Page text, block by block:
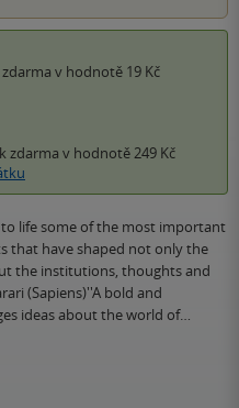
v hodnotě 19 Kč
zdarma v hodnotě 249 Kč
life some of the most important
that have shaped not only the
the institutions, thoughts and
(Sapiens)''A bold and
ideas about the world of…